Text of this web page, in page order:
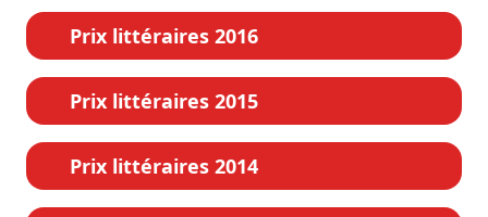
Prix littéraires 2016
Prix littéraires 2015
Prix littéraires 2014